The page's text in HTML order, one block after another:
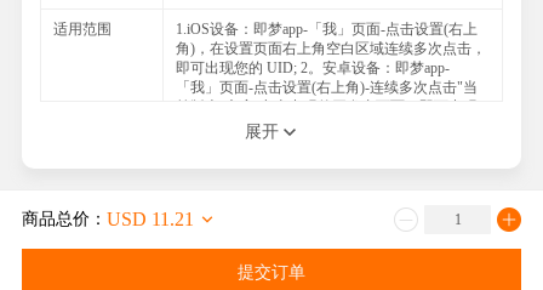
适用范围
1.iOS设备：即梦app-「我」页面-点击设置(右上
角)，在设置页面右上角空白区域连续多次点击，
即可出现您的 UID; 2。安卓设备：即梦app-
「我」页面-点击设置(右上角)-连续多次点击"当
您的UID; 开了会员怎么还是没有积分?(是会员状
关，首次积分下发时间为成功订阅时间，失效时
月24日首次购买了会员，会在10月24日向您下发
积分，这批积分会在2024年11月23日失效，首次
下发。例如。您在好的2024年11月20日续费了会
员，11月24日新订阅周期的会员开始生效，并向
展开
商品总价： USD 11.21
提交订单